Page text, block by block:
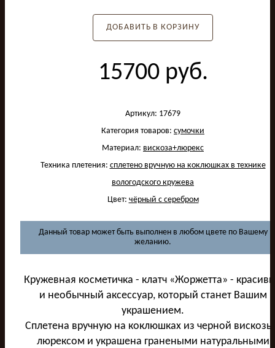
ДОБАВИТЬ В КОРЗИНУ
15700руб.
Артикул: 17679
Категория товаров: сумочки
Материал: вискоза+люрекс
Техника плетения: сплетено вручную на коклюшках в технике
вологодского кружева
Цвет: чёрный с серебром
Данный товар может быть выполнен в любом цвете по Вашему
желанию.
Кружевная косметичка - клатч «Жоржетта» -
и необычный аксессуар, который станет Вашим
украшением.
Сплетена вручную на коклюшках из черной вискозы
люрексом и украшена гранеными натуральными